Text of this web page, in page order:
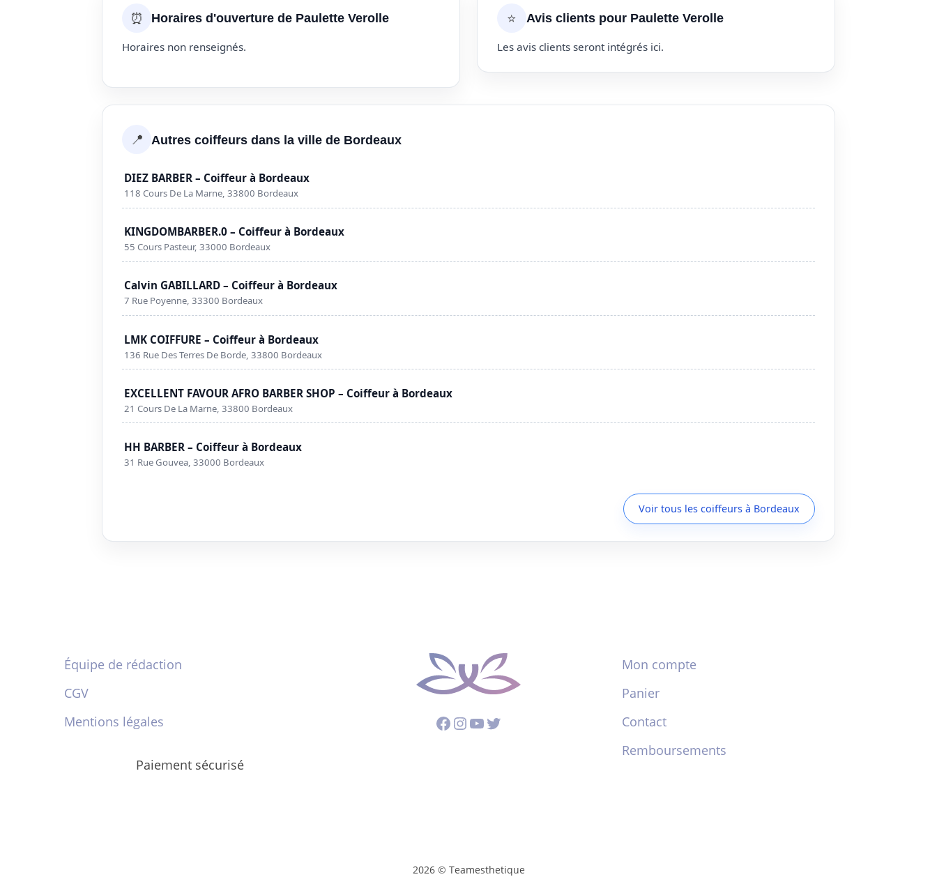
⏰ Horaires d'ouverture de Paulette Verolle
Horaires non renseignés.
⭐ Avis clients pour Paulette Verolle
Les avis clients seront intégrés ici.
📍 Autres coiffeurs dans la ville de Bordeaux
DIEZ BARBER – Coiffeur à Bordeaux
118 Cours De La Marne, 33800 Bordeaux
KINGDOMBARBER.0 – Coiffeur à Bordeaux
55 Cours Pasteur, 33000 Bordeaux
Calvin GABILLARD – Coiffeur à Bordeaux
7 Rue Poyenne, 33300 Bordeaux
LMK COIFFURE – Coiffeur à Bordeaux
136 Rue Des Terres De Borde, 33800 Bordeaux
EXCELLENT FAVOUR AFRO BARBER SHOP – Coiffeur à Bordeaux
21 Cours De La Marne, 33800 Bordeaux
HH BARBER – Coiffeur à Bordeaux
31 Rue Gouvea, 33000 Bordeaux
Voir tous les coiffeurs à Bordeaux
Équipe de rédaction
CGV
Mentions légales
Paiement sécurisé
Facebook
Instagram
YouTube
Twitter
Mon compte
Panier
Contact
Remboursements
2026 © Teamesthetique